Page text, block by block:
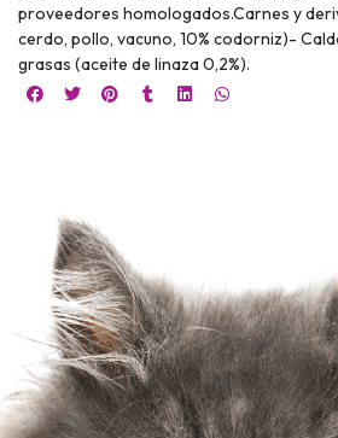
proveedores homologados.Carnes y
cerdo, pollo, vacuno, 10% codorniz)-
grasas (aceite de linaza 0,2%).